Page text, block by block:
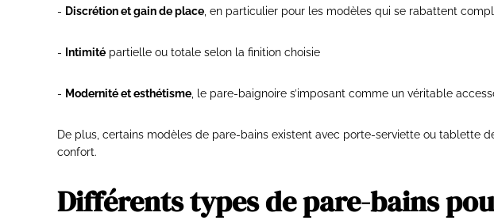
- Discrétion et gain de place , en particulier pour les modèles qui se rabattent
- Intimité partielle ou totale selon la finition choisie
- Modernité et esthétisme , le pare-baignoire s’imposant comme un véritable
De plus, certains modèles de pare-bains existent avec porte-serviette ou tablette
confort.
Différents types de pare-bains